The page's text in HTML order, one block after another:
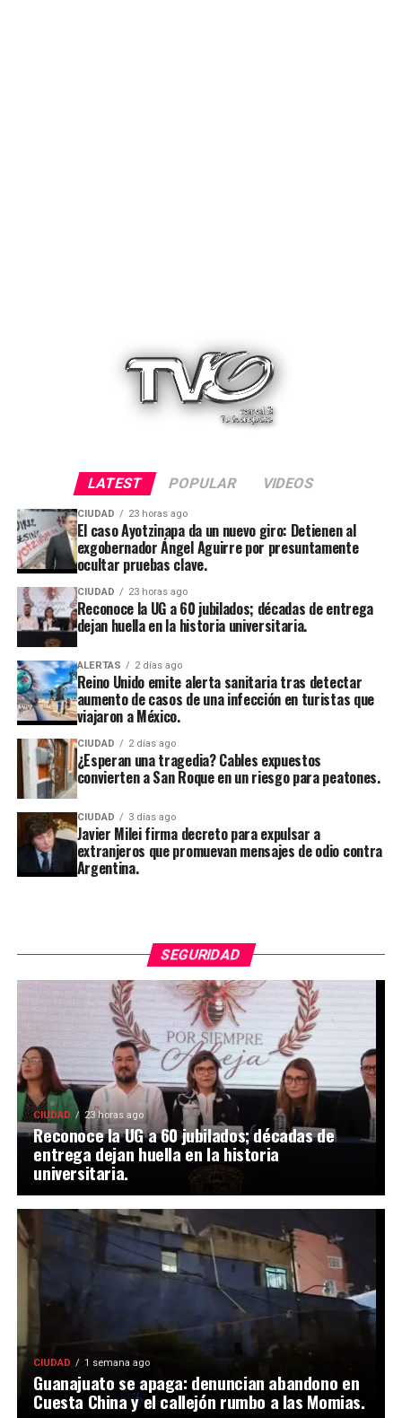
LATEST POPULAR VIDEOS
CIUDAD 23 horas ago
El caso Ayotzinapa da un nuevo giro: Detienen al
exgobernador Ángel Aguirre por presuntamente
ocultar pruebas clave.
CIUDAD 23 horas ago
Reconoce la UG a 60 jubilados; décadas de entrega
dejan huella en la historia universitaria.
ALERTAS 2 días ago
Reino Unido emite alerta sanitaria tras detectar
aumento de casos de una infección en turistas que
viajaron a México.
CIUDAD 2 días ago
¿Esperan una tragedia? Cables expuestos
convierten a San Roque en un riesgo para peatones.
CIUDAD 3 días ago
Javier Milei firma decreto para expulsar a
extranjeros que promuevan mensajes de odio contra
Argentina.
SEGURIDAD
CIUDAD 23 horas ago
Reconoce la UG a 60 jubilados; décadas de
entrega dejan huella en la historia
universitaria.
CIUDAD 1 semana ago
Guanajuato se apaga: denuncian abandono en
Cuesta China y el callejón rumbo a las Momias.